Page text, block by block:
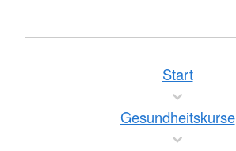
Start
Gesundheitskurse